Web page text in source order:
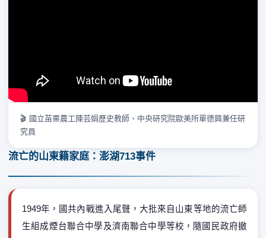
referrerpolicy="strict-origin-when-cross-origin"
allowfullscreen>
🎬 國立苗栗農工陳芸娟歷史教師、中央研究院歐美所單德興兼任研
究員
流亡的山東籍家庭：澎湖713事件
1949年，國共內戰進入尾聲，大批來自山東等地的流亡師
生組成煙台聯合中學及濟南聯合中學等校，隨國民政府撤